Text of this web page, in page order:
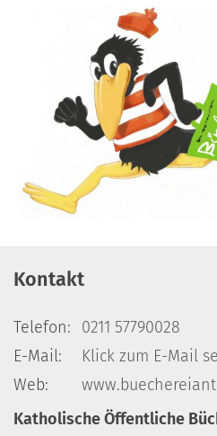
Zum Inhalt springen
Kontakt
Telefon:
0211 57790028
E-Mail:
Klick zum E-Mail
Web:
Katholische Öffentliche